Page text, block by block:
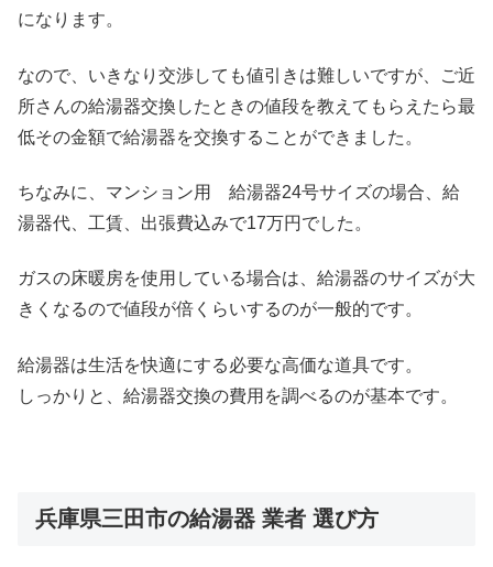
になります。
なので、いきなり交渉しても値引きは難しいですが、ご近
所さんの給湯器交換したときの値段を教えてもらえたら最
低その金額で給湯器を交換することができました。
ちなみに、マンション用 給湯器24号サイズの場合、給
湯器代、工賃、出張費込みで17万円でした。
ガスの床暖房を使用している場合は、給湯器のサイズが大
きくなるので値段が倍くらいするのが一般的です。
給湯器は生活を快適にする必要な高価な道具です。
しっかりと、給湯器交換の費用を調べるのが基本です。
兵庫県三田市の給湯器 業者 選び方